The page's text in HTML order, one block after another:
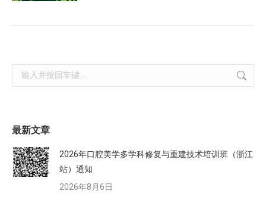
Search:
最新文章
2026年口腔美学多学科修复与重建技术培训班（浙江
站）通知
2026年8月6日